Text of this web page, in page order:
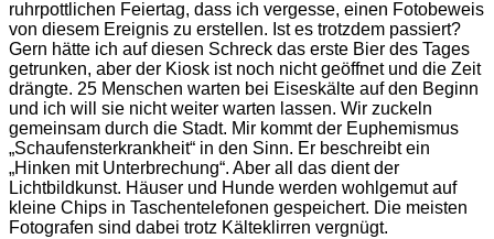
ruhrpottlichen Feiertag, dass ich vergesse, einen Fotobeweis
von diesem Ereignis zu erstellen. Ist es trotzdem passiert?
Gern hätte ich auf diesen Schreck das erste Bier des Tages
getrunken, aber der Kiosk ist noch nicht geöffnet und die Zeit
drängte. 25 Menschen warten bei Eiseskälte auf den Beginn
und ich will sie nicht weiter warten lassen. Wir zuckeln
gemeinsam durch die Stadt. Mir kommt der Euphemismus
„Schaufensterkrankheit“ in den Sinn. Er beschreibt ein
„Hinken mit Unterbrechung“. Aber all das dient der
Lichtbildkunst. Häuser und Hunde werden wohlgemut auf
kleine Chips in Taschentelefonen gespeichert. Die meisten
Fotografen sind dabei trotz Kälteklirren vergnügt.